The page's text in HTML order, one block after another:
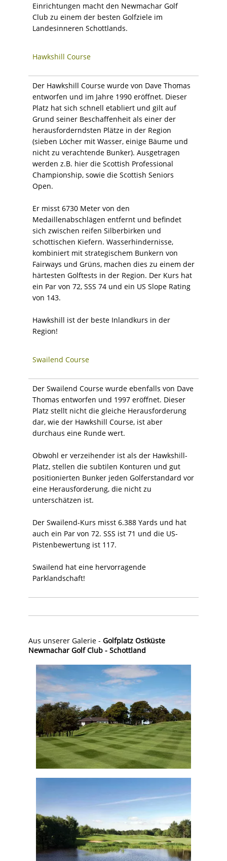
Einrichtungen macht den Newmachar Golf
Club zu einem der besten Golfziele im
Landesinneren Schottlands.
Hawkshill Course
Der Hawkshill Course wurde von Dave Thomas
entworfen und im Jahre 1990 eröffnet. Dieser
Platz hat sich schnell etabliert und gilt auf
Grund seiner Beschaffenheit als einer der
herausforderndsten Plätze in der Region
(sieben Löcher mit Wasser, einige Bäume und
nicht zu verachtende Bunker). Ausgetragen
werden z.B. hier die Scottish Professional
Championship, sowie die Scottish Seniors
Open.
Er misst 6730 Meter von den
Medaillenabschlägen entfernt und befindet
sich zwischen reifen Silberbirken und
schottischen Kiefern. Wasserhindernisse,
kombiniert mit strategischem Bunkern von
Fairways und Grüns, machen dies zu einem der
härtesten Golftests in der Region. Der Kurs hat
ein Par von 72, SSS 74 und ein US Slope Rating
von 143.
Hawkshill ist der beste Inlandkurs in der
Region!
Swailend Course
Der Swailend Course wurde ebenfalls von Dave
Thomas entworfen und 1997 eröffnet. Dieser
Platz stellt nicht die gleiche Herausforderung
dar, wie der Hawkshill Course, ist aber
durchaus eine Runde wert.
Obwohl er verzeihender ist als der Hawkshill-
Platz, stellen die subtilen Konturen und gut
positionierten Bunker jeden Golferstandard vor
eine Herausforderung, die nicht zu
unterschätzen ist.
Der Swailend-Kurs misst 6.388 Yards und hat
auch ein Par von 72. SSS ist 71 und die US-
Pistenbewertung ist 117.
Swailend hat eine hervorragende
Parklandschaft!
Aus unserer Galerie - Golfplatz Ostküste
Newmachar Golf Club - Schottland